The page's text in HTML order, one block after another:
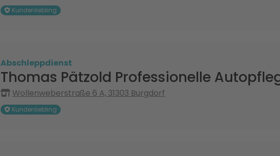
Kundenliebling
Abschleppdienst
Thomas Pätzold Professionelle
Wollenweberstraße 6 A, 31303 Burgdorf
Kundenliebling